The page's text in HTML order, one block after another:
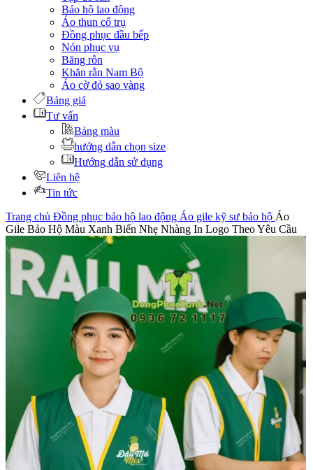
Bảo hộ lao động
Áo thun cổ trụ
Đồng phục đầu bếp
Nón phục vụ
Băng rôn
Khăn rằn Nam Bộ
Áo cờ đỏ sao vàng
Bảng giá
Tư vấn
Bảng màu
hướng dẫn chọn size
Hướng dẫn sử dụng
Liên hệ
Tin tức
Trang chủ Đồng phục bảo hộ lao động Áo gile kỹ sư bảo hộ Áo
Gile Bảo Hộ Màu Xanh Biển Nhẹ Nhàng In Logo Theo Yêu Cầu